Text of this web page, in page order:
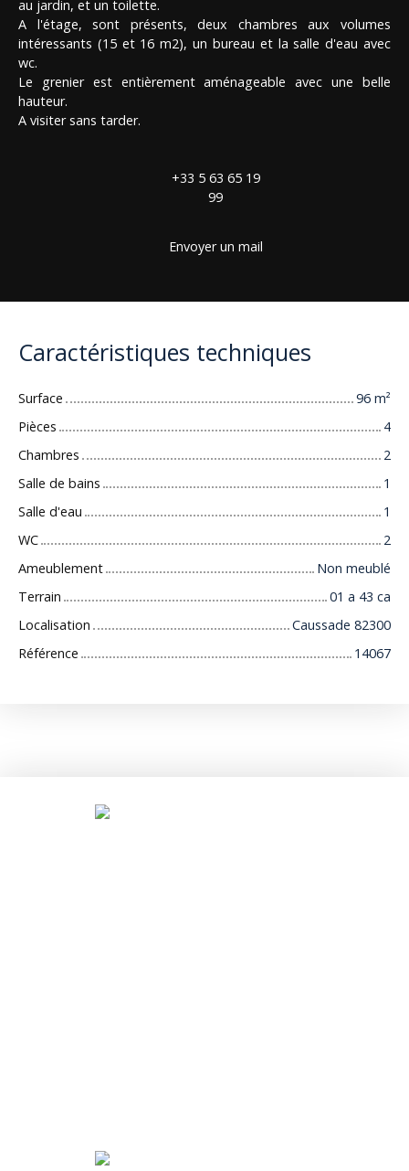
au jardin, et un toilette.
A l'étage, sont présents, deux chambres aux volumes
intéressants (15 et 16 m2), un bureau et la salle d'eau avec
wc.
Le grenier est entièrement aménageable avec une belle
hauteur.
A visiter sans tarder.
+33 5 63 65 19
99
Envoyer un mail
Caractéristiques techniques
Surface 96 m²
Pièces
4
Chambres
2
Salle de bains
1
Salle d'eau
1
WC
2
Ameublement
Non meublé
Terrain
01 a 43 ca
Localisation
Caussade 82300
Référence
14067